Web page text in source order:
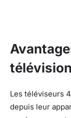
Les téléviseurs
depuis leur